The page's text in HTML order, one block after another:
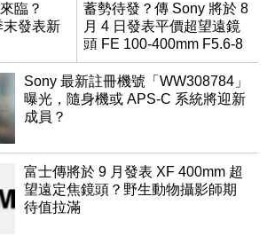
臨？
發表新
蓄勢待發？傳 Sony 將於 8
月 4 日發表平價超望遠鏡
頭 FE 100-400mm F5.6-8
Sony 最新註冊機號「WW308784」
曝光，隨身機或 APS-C 系統將迎新
成員？
富士傳將於 9 月發表 XF 400mm 超
望遠定焦鏡頭？野生動物攝影師期
待值拉滿